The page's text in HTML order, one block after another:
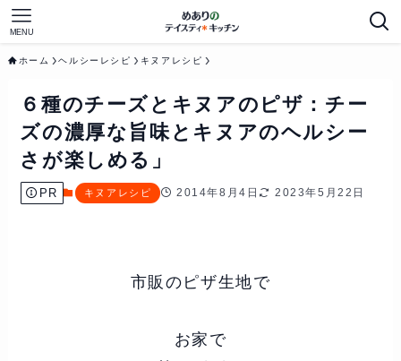
MENU
ホーム ヘルシーレシピ キヌアレシピ
６種のチーズとキヌアのピザ：チー
ズの濃厚な旨味とキヌアのヘルシー
さが楽しめる」
PR キヌアレシピ 2014年8月4日 2023年5月22日
市販のピザ生地で
お家で